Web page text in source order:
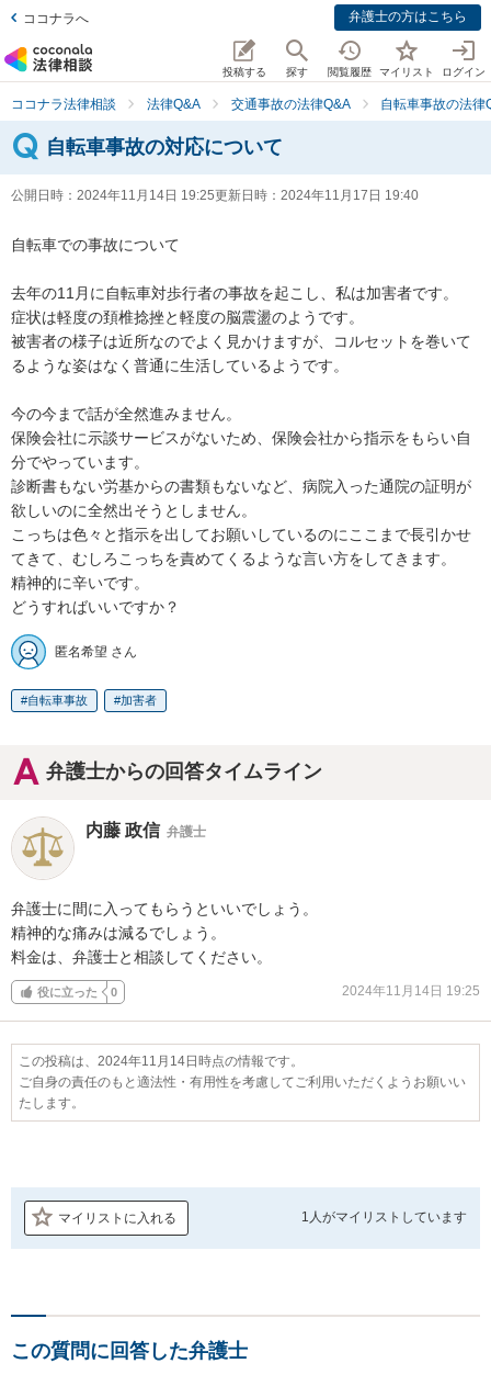
ココナラへ 弁護士の方はこちら
投稿する 探す 閲覧履歴 マイリスト ログイン
ココナラ法律相談 法律Q&A 交通事故の法律Q&A 自転車事故の法律
自転車事故の対応について
公開日時： 2024年11月14日 19:25更新日時： 2024年11月17日 19:40
自転車での事故について
去年の11月に自転車対歩行者の事故を起こし、私は加害者です。
症状は軽度の頚椎捻挫と軽度の脳震盪のようです。
被害者の様子は近所なのでよく見かけますが、コルセットを巻いて
るような姿はなく普通に生活しているようです。
今の今まで話が全然進みません。
保険会社に示談サービスがないため、保険会社から指示をもらい自
分でやっています。
診断書もない労基からの書類もないなど、病院入った通院の証明が
欲しいのに全然出そうとしません。
こっちは色々と指示を出してお願いしているのにここまで長引かせ
てきて、むしろこっちを責めてくるような言い方をしてきます。
精神的に辛いです。
どうすればいいですか？
匿名希望 さん
自転車事故 加害者
弁護士からの回答タイムライン
内藤 政信 弁護士
弁護士に間に入ってもらうといいでしょう。
精神的な痛みは減るでしょう。
料金は、弁護士と相談してください。
役に立った 0 2024年11月14日 19:25
この投稿は、2024年11月14日時点の情報です。
ご自身の責任のもと適法性・有用性を考慮してご利用いただくようお願いい
たします。
マイリストに入れる 1人がマイリストしています
この質問に回答した弁護士